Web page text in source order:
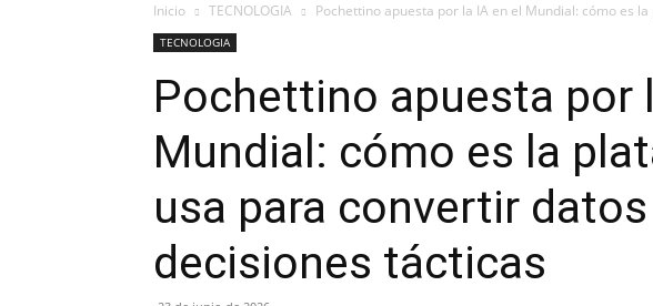
Inicio TECNOLOGIA Pochettino apuesta por la IA en el Mundial: cómo es
TECNOLOGIA
Pochettino apuesta por
Mundial: cómo es la
usa para convertir
decisiones tácticas